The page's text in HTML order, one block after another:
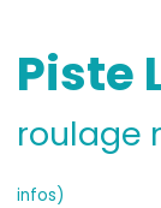
Piste
roulage
infos)